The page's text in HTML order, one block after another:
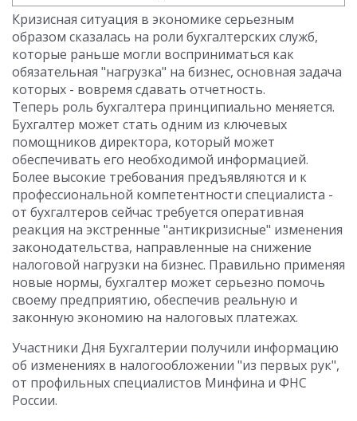
Кризисная ситуация в экономике серьезным
образом сказалась на роли бухгалтерских служб,
которые раньше могли восприниматься как
обязательная "нагрузка" на бизнес, основная задача
которых - вовремя сдавать отчетность.
Теперь роль бухгалтера принципиально меняется.
Бухгалтер может стать одним из ключевых
помощников директора, который может
обеспечивать его необходимой информацией.
Более высокие требования предъявляются и к
профессиональной компетентности специалиста -
от бухгалтеров сейчас требуется оперативная
реакция на экстренные "антикризисные" изменения
законодательства, направленные на снижение
налоговой нагрузки на бизнес. Правильно применяя
новые нормы, бухгалтер может серьезно помочь
своему предприятию, обеспечив реальную и
законную экономию на налоговых платежах.
Участники Дня Бухгалтерии получили информацию
об изменениях в налогообложении "из первых рук",
от профильных специалистов Минфина и ФНС
России.